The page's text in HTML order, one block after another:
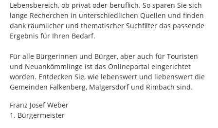
Lebensbereich, ob privat oder beruflich. So sparen Sie sich
lange Recherchen in unterschiedlichen Quellen und finden
dank räumlicher und thematischer Suchfilter das passende
Ergebnis für Ihren Bedarf.
Für alle Bürgerinnen und Bürger, aber auch für Touristen
und Neuankömmlinge ist das Onlineportal eingerichtet
worden. Entdecken Sie, wie lebenswert und liebenswert die
Gemeinden Falkenberg, Malgersdorf und Rimbach sind.
Franz Josef Weber
1. Bürgermeister